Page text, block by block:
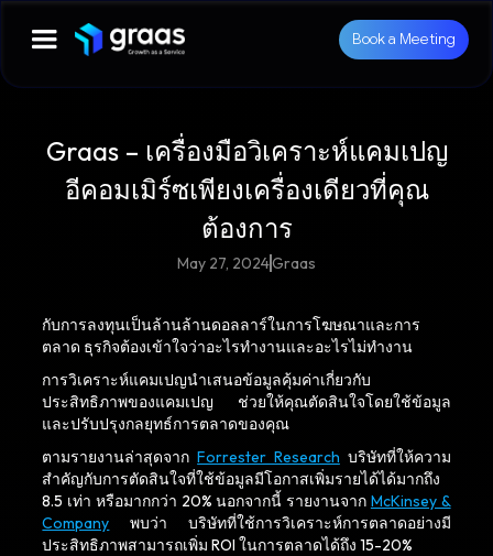
Book a Meeting
Graas – เครื่องมือวิเคราะห์แคมเปญ
อีคอมเมิร์ซเพียงเครื่องเดียวที่คุณ
ต้องการ
May 27, 2024Graas
กับการลงทุนเป็นล้านล้านดอลลาร์ในการโฆษณาและการ
ตลาด ธุรกิจต้องเข้าใจว่าอะไรทำงานและอะไรไม่ทำงาน
การวิเคราะห์แคมเปญนำเสนอข้อมูลคุ้มค่าเกี่ยวกับ
ประสิทธิภาพของแคมเปญ ช่วยให้คุณตัดสินใจโดยใช้ข้อมูล
และปรับปรุงกลยุทธ์การตลาดของคุณ
ตามรายงานล่าสุดจากForrester Research บริษัทที่ให้ความ
สำคัญกับการตัดสินใจที่ใช้ข้อมูลมีโอกาสเพิ่มรายได้ได้มากถึง
8.5 เท่า หรือมากกว่า 20% นอกจากนี้ รายงานจาก McKinsey &
Company พบว่า บริษัทที่ใช้การวิเคราะห์การตลาดอย่างมี
ประสิทธิภาพสามารถเพิ่ม ROI ในการตลาดได้ถึง 15-20%